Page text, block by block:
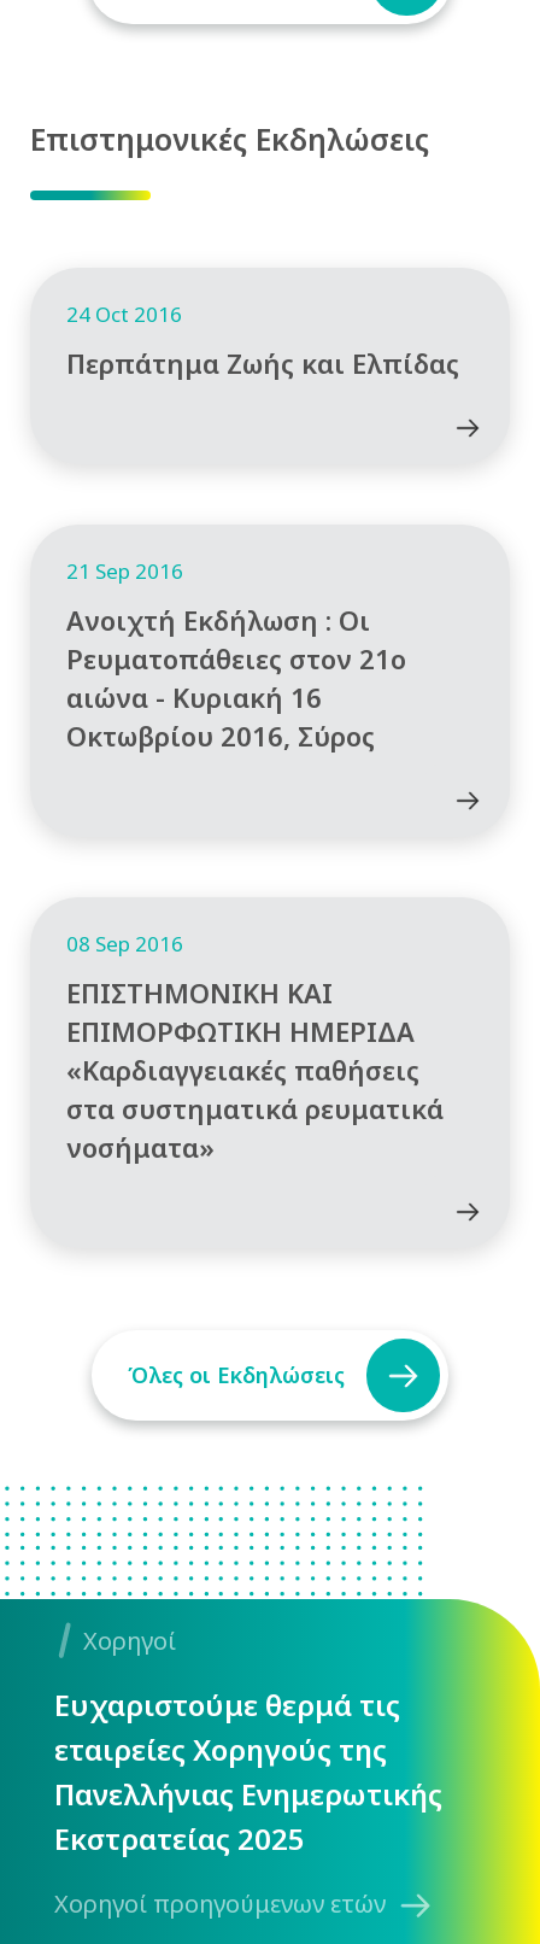
Επιστημονικές Εκδηλώσεις
24 Oct 2016
Περπάτημα Ζωής και Ελπίδας
21 Sep 2016
Ανοιχτή Εκδήλωση : Οι
Ρευματοπάθειες στον 21ο
αιώνα - Κυριακή 16
Οκτωβρίου 2016, Σύρος
08 Sep 2016
ΕΠΙΣΤΗΜΟΝΙΚΗ ΚΑΙ
ΕΠΙΜΟΡΦΩΤΙΚΗ ΗΜΕΡΙΔΑ
«Καρδιαγγειακές παθήσεις
στα συστηματικά ρευματικά
νοσήματα»
Όλες οι Εκδηλώσεις
Χορηγοί
Ευχαριστούμε θερμά τις
εταιρείες Χορηγούς της
Πανελλήνιας Ενημερωτικής
Εκστρατείας 2025
Χορηγοί προηγούμενων ετών